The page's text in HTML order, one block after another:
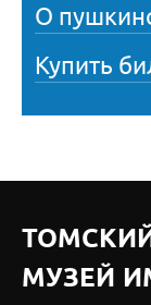
О
Купить
МУЗЕЙ